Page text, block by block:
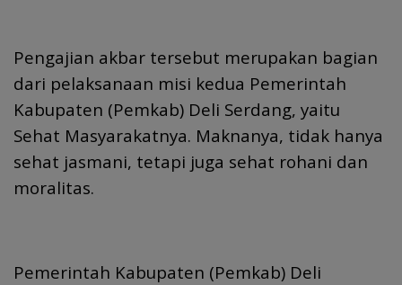
Pengajian akbar tersebut merupakan bagian
dari pelaksanaan misi kedua Pemerintah
Kabupaten (Pemkab) Deli Serdang, yaitu
Sehat Masyarakatnya. Maknanya, tidak hanya
sehat jasmani, tetapi juga sehat rohani dan
moralitas.
Pemerintah Kabupaten (Pemkab) Deli